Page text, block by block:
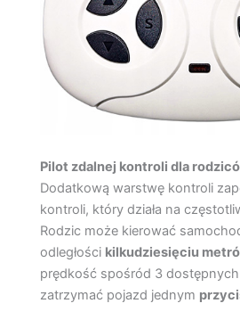
Pilot zdalnej kontroli dla
Dodatkową warstwę kontroli
kontroli, który działa na
Rodzic może kierować
odległości kilkudziesięciu
prędkość spośród 3
zatrzymać pojazd jednym